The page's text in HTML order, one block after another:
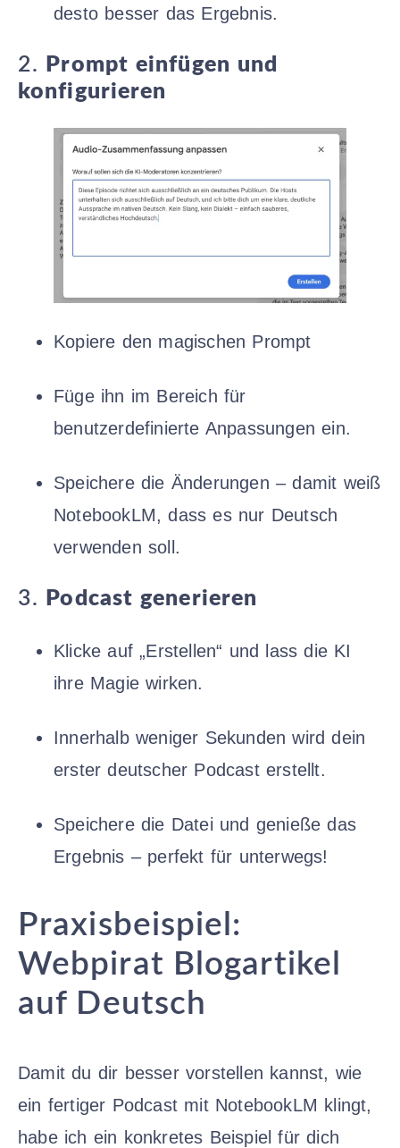
desto besser das Ergebnis.
2.
Prompt einfügen und
konfigurieren
Kopiere den magischen Prompt
Füge ihn im Bereich für
benutzerdefinierte Anpassungen ein.
Speichere die Änderungen – damit weiß
NotebookLM, dass es nur Deutsch
verwenden soll.
3. Podcast generieren
Klicke auf „Erstellen“ und lass die KI
ihre Magie wirken.
Innerhalb weniger Sekunden wird dein
erster deutscher Podcast erstellt.
Speichere die Datei und genieße das
Ergebnis – perfekt für unterwegs!
Praxisbeispiel:
Webpirat Blogartikel
auf Deutsch
Damit du dir besser vorstellen kannst, wie
ein fertiger Podcast mit NotebookLM klingt,
habe ich ein konkretes Beispiel für dich